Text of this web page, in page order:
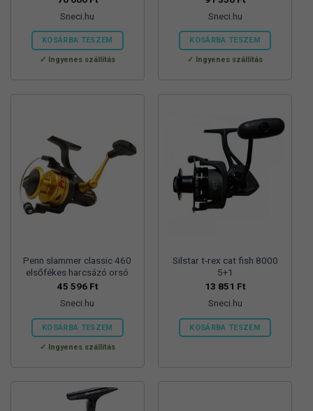
Sneci.hu
KOSÁRBA TESZEM
Ingyenes szállítás
Sneci.hu
KOSÁRBA TESZEM
Ingyenes szállítás
Penn slammer classic 460
elsőfékes harcsázó orsó
45 596 Ft
Sneci.hu
KOSÁRBA TESZEM
Ingyenes szállítás
Silstar t-rex cat fish 8000
5+1
13 851 Ft
Sneci.hu
KOSÁRBA TESZEM